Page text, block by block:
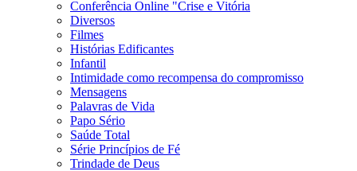
Conferência Online "Crise e Vitória
Diversos
Filmes
Histórias Edificantes
Infantil
Intimidade como recompensa do compromisso
Mensagens
Palavras de Vida
Papo Sério
Saúde Total
Série Princípios de Fé
Trindade de Deus